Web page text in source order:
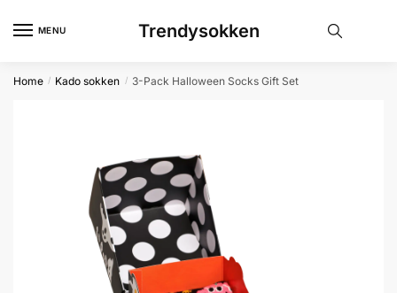
MENU Trendysokken
Home / Kado sokken / 3-Pack Halloween Socks Gift Set